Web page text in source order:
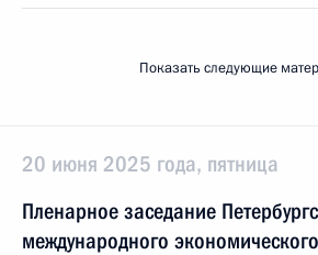
Показать следующие
20 июня 2025 года, пятница
Пленарное заседание
международного